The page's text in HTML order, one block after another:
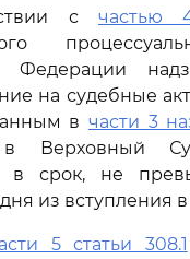
с частью
Федерации
на судебные
в части 3
в Верховный
в срок, не
из вступления
5 статьи 308.1